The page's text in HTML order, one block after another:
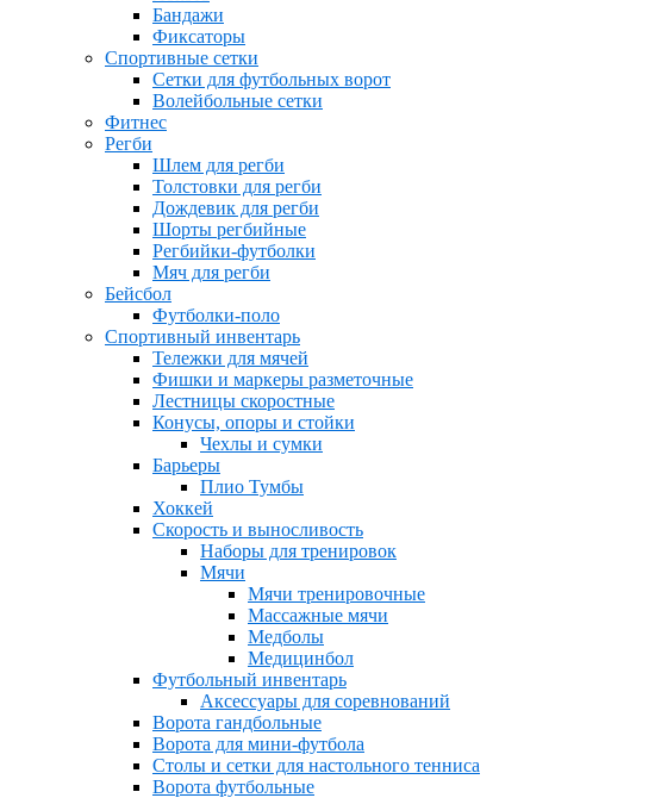
Бандажи
Фиксаторы
Спортивные сетки
Сетки для футбольных ворот
Волейбольные сетки
Фитнес
Регби
Шлем для регби
Толстовки для регби
Дождевик для регби
Шорты регбийные
Регбийки-футболки
Мяч для регби
Бейсбол
Футболки-поло
Спортивный инвентарь
Тележки для мячей
Фишки и маркеры разметочные
Лестницы скоростные
Конусы, опоры и стойки
Чехлы и сумки
Барьеры
Плио Тумбы
Хоккей
Скорость и выносливость
Наборы для тренировок
Мячи
Мячи тренировочные
Массажные мячи
Медболы
Медицинбол
Футбольный инвентарь
Аксессуары для соревнований
Ворота гандбольные
Ворота для мини-футбола
Столы и сетки для настольного тенниса
Ворота футбольные